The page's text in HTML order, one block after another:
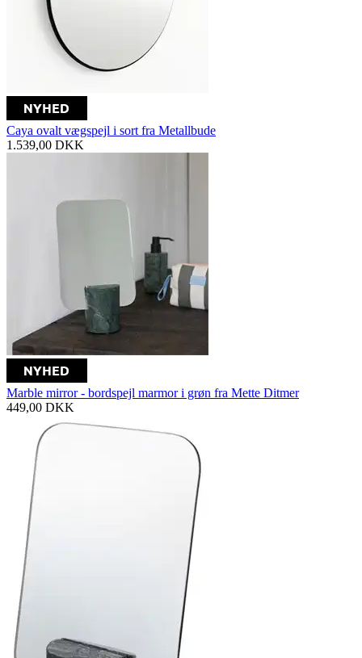
Caya ovalt vægspejl i sort fra Metallbude
1.539,00 DKK
Marble mirror - bordspejl marmor i grøn fra Mette Ditmer
449,00 DKK